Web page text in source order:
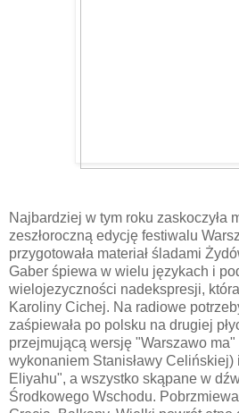
Najbardziej w tym roku zaskoczyła
zeszłoroczną edycję festiwalu
przygotowała materiał śladami
Gaber śpiewa w wielu językach i
wielojezyczności nadekspresji,
Karoliny Cichej. Na radiowe
zaśpiewała po polsku na drugiej
przejmującą wersję "Warszawo
wykonaniem Stanisławy Celińskiej)
Eliyahu", a wszystko skąpane w
Środkowego Wschodu.